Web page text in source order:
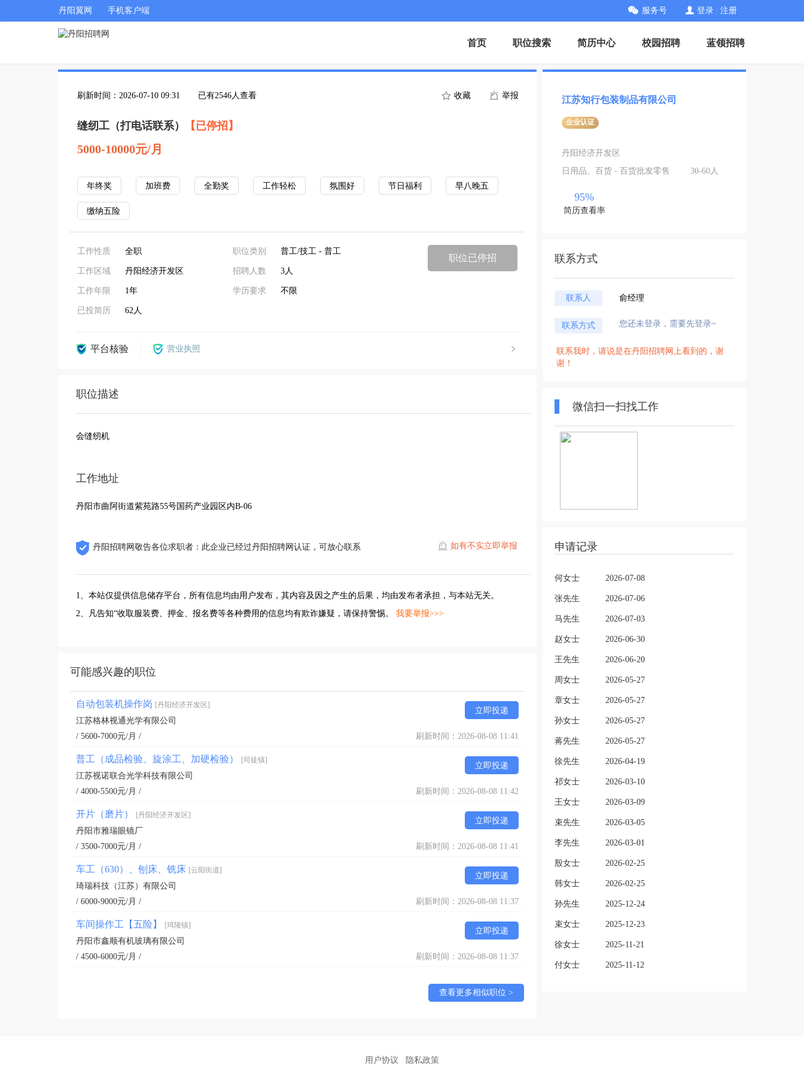
丹阳翼网 手机客户端 服务号 登录 注册
首页 职位搜索 简历中心 校园招聘 蓝领招聘
刷新时间：2026-07-10 09:31 已有2546人查看 收藏 举报
缝纫工（打电话联系） 【已停招】
5000-10000元/月
年终奖 加班费 全勤奖 工作轻松 氛围好 节日福利 早八晚五
缴纳五险
工作性质 全职
工作区域 丹阳经济开发区
工作年限 1年
已投简历 62人
职位类别 普工/技工 - 普工
招聘人数 3人
学历要求 不限
职位已停招
平台核验 营业执照
职位描述
会缝纫机
工作地址
丹阳市曲阿街道紫苑路55号国药产业园区内B-06
丹阳招聘网敬告各位求职者：此企业已经过丹阳招聘网认证，可放心联系 如有不实立即举报
1、本站仅提供信息储存平台，所有信息均由用户发布，其内容及因之产生的后果，均由发布者承担，与本站无关。
2、凡告知“收取服装费、押金、报名费等各种费用的信息均有欺诈嫌疑，请保持警惕。 我要举报>>>
可能感兴趣的职位
自动包装机操作岗 [丹阳经济开发区]
立即投递
江苏格林视通光学有限公司
/ 5600-7000元/月 /
刷新时间：2026-08-08 11:41
普工（成品检验、旋涂工、加硬检验） [司徒镇]
立即投递
江苏视诺联合光学科技有限公司
/ 4000-5500元/月 /
刷新时间：2026-08-08 11:42
开片（磨片） [丹阳经济开发区]
立即投递
丹阳市雅瑞眼镜厂
/ 3500-7000元/月 /
刷新时间：2026-08-08 11:41
车工（630）、刨床、铣床 [云阳街道]
立即投递
琦瑞科技（江苏）有限公司
/ 6000-9000元/月 /
刷新时间：2026-08-08 11:37
车间操作工【五险】 [珥陵镇]
立即投递
丹阳市鑫顺有机玻璃有限公司
/ 4500-6000元/月 /
刷新时间：2026-08-08 11:37
查看更多相似职位 >
江苏知行包装制品有限公司
企业认证
丹阳经济开发区
日用品、百货 - 百货批发零售
30-60人
95%
简历查看率
联系方式
联系人 俞经理
联系方式 您还未登录，需要先登录~
联系我时，请说是在丹阳招聘网上看到的，谢
谢！
微信扫一扫找工作
申请记录
何女士 2026-07-08
张先生 2026-07-06
马先生 2026-07-03
赵女士 2026-06-30
王先生 2026-06-20
周女士 2026-05-27
章女士 2026-05-27
孙女士 2026-05-27
蒋先生 2026-05-27
徐先生 2026-04-19
祁女士 2026-03-10
王女士 2026-03-09
束先生 2026-03-05
李先生 2026-03-01
殷女士 2026-02-25
韩女士 2026-02-25
孙先生 2025-12-24
束女士 2025-12-23
徐女士 2025-11-21
付女士 2025-11-12
用户协议 隐私政策